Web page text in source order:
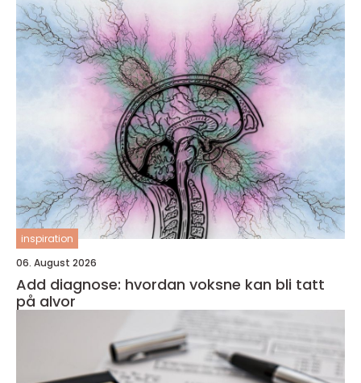
inspiration
06. August 2026
Add diagnose: hvordan voksne kan bli tatt
på alvor